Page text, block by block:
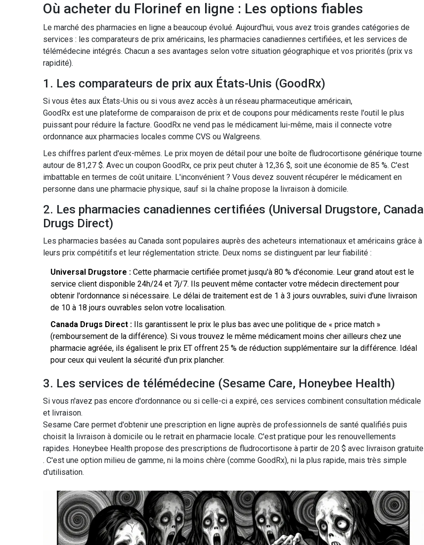
Où acheter du Florinef en ligne : Les options fiables
Le marché des pharmacies en ligne a beaucoup évolué. Aujourd'hui, vous avez trois grandes catégories de
services : les comparateurs de prix américains, les pharmacies canadiennes certifiées, et les services de
télémédecine intégrés. Chacun a ses avantages selon votre situation géographique et vos priorités (prix vs
rapidité).
1. Les comparateurs de prix aux États-Unis (GoodRx)
Si vous êtes aux États-Unis ou si vous avez accès à un réseau pharmaceutique américain,
GoodRx est une plateforme de comparaison de prix et de coupons pour médicaments reste l'outil le plus
puissant pour réduire la facture. GoodRx ne vend pas le médicament lui-même, mais il connecte votre
ordonnance aux pharmacies locales comme CVS ou Walgreens.
Les chiffres parlent d'eux-mêmes. Le prix moyen de détail pour une boîte de fludrocortisone générique tourne
autour de 81,27 $. Avec un coupon GoodRx, ce prix peut chuter à 12,36 $, soit une économie de 85 %. C'est
imbattable en termes de coût unitaire. L'inconvénient ? Vous devez souvent récupérer le médicament en
personne dans une pharmacie physique, sauf si la chaîne propose la livraison à domicile.
2. Les pharmacies canadiennes certifiées (Universal Drugstore, Canada
Drugs Direct)
Les pharmacies basées au Canada sont populaires auprès des acheteurs internationaux et américains grâce à
leurs prix compétitifs et leur réglementation stricte. Deux noms se distinguent par leur fiabilité :
Universal Drugstore : Cette pharmacie certifiée promet jusqu'à 80 % d'économie. Leur grand atout est le
service client disponible 24h/24 et 7j/7. Ils peuvent même contacter votre médecin directement pour
obtenir l'ordonnance si nécessaire. Le délai de traitement est de 1 à 3 jours ouvrables, suivi d'une livraison
de 10 à 18 jours ouvrables selon votre localisation.
Canada Drugs Direct : Ils garantissent le prix le plus bas avec une politique de « price match »
(remboursement de la différence). Si vous trouvez le même médicament moins cher ailleurs chez une
pharmacie agréée, ils égalisent le prix ET offrent 25 % de réduction supplémentaire sur la différence. Idéal
pour ceux qui veulent la sécurité d'un prix plancher.
3. Les services de télémédecine (Sesame Care, Honeybee Health)
Si vous n'avez pas encore d'ordonnance ou si celle-ci a expiré, ces services combinent consultation médicale
et livraison.
Sesame Care permet d'obtenir une prescription en ligne auprès de professionnels de santé qualifiés puis
choisit la livraison à domicile ou le retrait en pharmacie locale. C'est pratique pour les renouvellements
rapides. Honeybee Health propose des prescriptions de fludrocortisone à partir de 20 $ avec livraison gratuite
. C'est une option milieu de gamme, ni la moins chère (comme GoodRx), ni la plus rapide, mais très simple
d'utilisation.